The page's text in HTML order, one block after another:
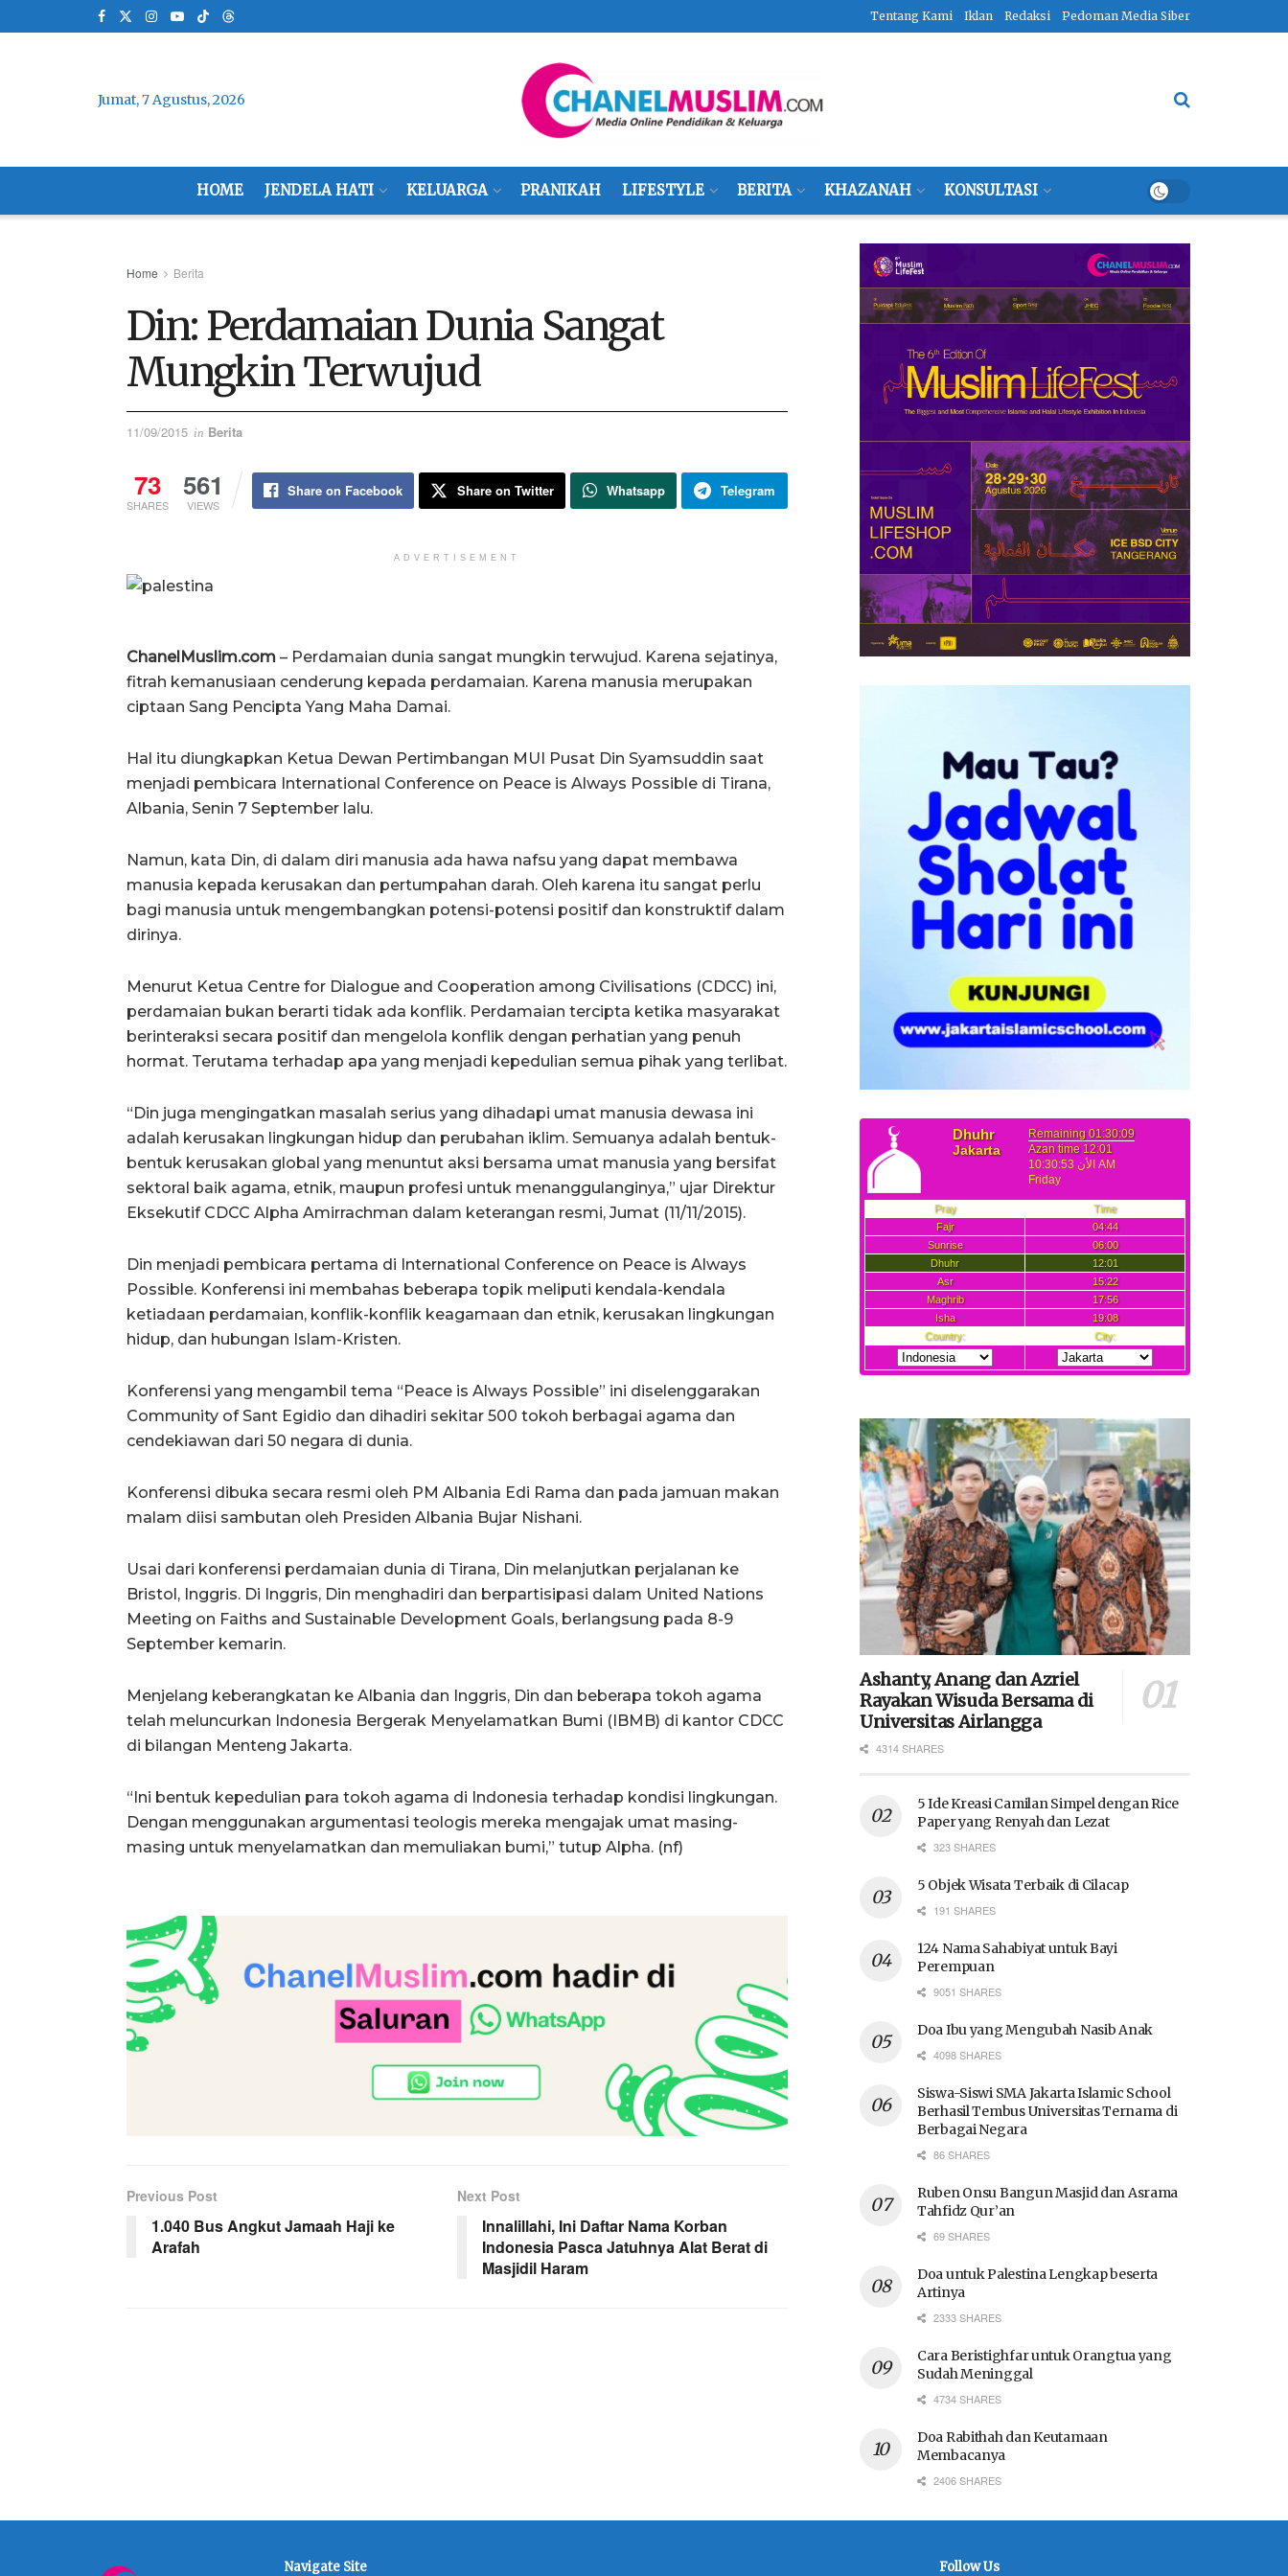
Tentang Kami Iklan Redaksi Pedoman Media Siber
Jumat, 7 Agustus, 2026
HOME JENDELA HATI KELUARGA PRANIKAH LIFESTYLE BERITA KHAZANAH KONSULTASI
Home Berita
Din: Perdamaian Dunia Sangat
Mungkin Terwujud
11/09/2015 in Berita
73
SHARES
561
VIEWS
Share on Facebook Share on Twitter Whatsapp Telegram
ADVERTISEMENT
ChanelMuslim.com – Perdamaian dunia sangat mungkin terwujud. Karena sejatinya,
fitrah kemanusiaan cenderung kepada perdamaian. Karena manusia merupakan
ciptaan Sang Pencipta Yang Maha Damai.
Hal itu diungkapkan Ketua Dewan Pertimbangan MUI Pusat Din Syamsuddin saat
menjadi pembicara International Conference on Peace is Always Possible di Tirana,
Albania, Senin 7 September lalu.
Namun, kata Din, di dalam diri manusia ada hawa nafsu yang dapat membawa
manusia kepada kerusakan dan pertumpahan darah. Oleh karena itu sangat perlu
bagi manusia untuk mengembangkan potensi-potensi positif dan konstruktif dalam
dirinya.
Menurut Ketua Centre for Dialogue and Cooperation among Civilisations (CDCC) ini,
perdamaian bukan berarti tidak ada konflik. Perdamaian tercipta ketika masyarakat
berinteraksi secara positif dan mengelola konflik dengan perhatian yang penuh
hormat. Terutama terhadap apa yang menjadi kepedulian semua pihak yang terlibat.
“Din juga mengingatkan masalah serius yang dihadapi umat manusia dewasa ini
adalah kerusakan lingkungan hidup dan perubahan iklim. Semuanya adalah bentuk-
bentuk kerusakan global yang menuntut aksi bersama umat manusia yang bersifat
sektoral baik agama, etnik, maupun profesi untuk menanggulanginya,” ujar Direktur
Eksekutif CDCC Alpha Amirrachman dalam keterangan resmi, Jumat (11/11/2015).
Din menjadi pembicara pertama di International Conference on Peace is Always
Possible. Konferensi ini membahas beberapa topik meliputi kendala-kendala
ketiadaan perdamaian, konflik-konflik keagamaan dan etnik, kerusakan lingkungan
hidup, dan hubungan Islam-Kristen.
Konferensi yang mengambil tema “Peace is Always Possible” ini diselenggarakan
Community of Sant Egidio dan dihadiri sekitar 500 tokoh berbagai agama dan
cendekiawan dari 50 negara di dunia.
Konferensi dibuka secara resmi oleh PM Albania Edi Rama dan pada jamuan makan
malam diisi sambutan oleh Presiden Albania Bujar Nishani.
Usai dari konferensi perdamaian dunia di Tirana, Din melanjutkan perjalanan ke
Bristol, Inggris. Di Inggris, Din menghadiri dan berpartisipasi dalam United Nations
Meeting on Faiths and Sustainable Development Goals, berlangsung pada 8-9
September kemarin.
Menjelang keberangkatan ke Albania dan Inggris, Din dan beberapa tokoh agama
telah meluncurkan Indonesia Bergerak Menyelamatkan Bumi (IBMB) di kantor CDCC
di bilangan Menteng Jakarta.
“Ini bentuk kepedulian para tokoh agama di Indonesia terhadap kondisi lingkungan.
Dengan menggunakan argumentasi teologis mereka mengajak umat masing-
masing untuk menyelamatkan dan memuliakan bumi,” tutup Alpha. (nf)
Previous Post
1.040 Bus Angkut Jamaah Haji ke
Arafah
Next Post
Innalillahi, Ini Daftar Nama Korban
Indonesia Pasca Jatuhnya Alat Berat di
Masjidil Haram
Ashanty, Anang dan Azriel
Rayakan Wisuda Bersama di
Universitas Airlangga
4314 SHARES
5 Ide Kreasi Camilan Simpel dengan Rice
Paper yang Renyah dan Lezat
323 SHARES
5 Objek Wisata Terbaik di Cilacap
191 SHARES
124 Nama Sahabiyat untuk Bayi
Perempuan
9051 SHARES
Doa Ibu yang Mengubah Nasib Anak
4098 SHARES
Siswa-Siswi SMA Jakarta Islamic School
Berhasil Tembus Universitas Ternama di
Berbagai Negara
86 SHARES
Ruben Onsu Bangun Masjid dan Asrama
Tahfidz Qur’an
69 SHARES
Doa untuk Palestina Lengkap beserta
Artinya
2333 SHARES
Cara Beristighfar untuk Orangtua yang
Sudah Meninggal
4734 SHARES
Doa Rabithah dan Keutamaan
Membacanya
2406 SHARES
Navigate Site Follow Us